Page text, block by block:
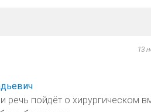
13
речь пойдёт о хирургическом